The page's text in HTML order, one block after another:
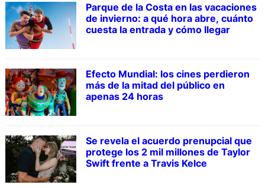
Parque de la Costa en las vacaciones
de invierno: a qué hora abre, cuánto
cuesta la entrada y cómo llegar
Efecto Mundial: los cines perdieron
más de la mitad del público en
apenas 24 horas
Se revela el acuerdo prenupcial que
protege los 2 mil millones de Taylor
Swift frente a Travis Kelce